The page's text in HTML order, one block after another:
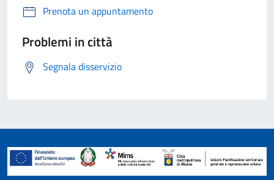
Prenota un appuntamento
Problemi in città
Segnala disservizio